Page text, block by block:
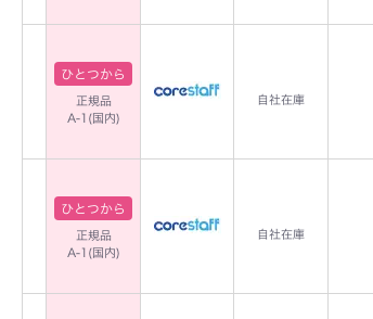
ひとつから
正規品
A-1(国内)
自社在庫
ひとつから
正規品
A-1(国内)
自社在庫